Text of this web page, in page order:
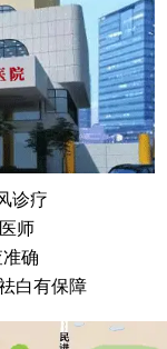
诊疗
师
确
白有保障